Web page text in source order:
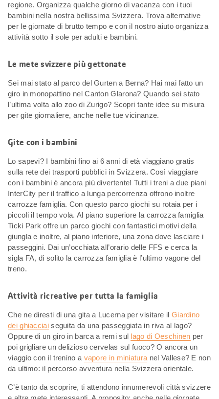
regione. Organizza qualche giorno di vacanza con i tuoi
bambini nella nostra bellissima Svizzera. Trova alternative
per le giornate di brutto tempo e con il nostro aiuto organizza
attività sotto il sole per adulti e bambini.
Le mete svizzere più gettonate
Sei mai stato al parco del Gurten a Berna? Hai mai fatto un
giro in monopattino nel Canton Glarona? Quando sei stato
l’ultima volta allo zoo di Zurigo? Scopri tante idee su misura
per gite giornaliere, anche nelle tue vicinanze.
Gite con i bambini
Lo sapevi? I bambini fino ai 6 anni di età viaggiano gratis
sulla rete dei trasporti pubblici in Svizzera. Così viaggiare
con i bambini è ancora più divertente! Tutti i treni a due piani
InterCity per il traffico a lunga percorrenza offrono inoltre
carrozze famiglia. Con questo parco giochi su rotaia per i
piccoli il tempo vola. Al piano superiore la carrozza famiglia
Ticki Park offre un parco giochi con fantastici motivi della
giungla e inoltre, al piano inferiore, una zona dove lasciare i
passeggini. Dai un’occhiata all’orario delle FFS e cerca la
sigla FA, di solito la carrozza famiglia è l’ultimo vagone del
treno.
Attività ricreative per tutta la famiglia
Che ne diresti di una gita a Lucerna per visitare il Giardino
dei ghiacciaiseguita da una passeggiata in riva al lago?
Oppure di un giro in barca a remi sul lago di Oeschinen per
poi grigliare un delizioso cervelas sul fuoco? O ancora un
viaggio con il trenino a vapore in miniatura nel Vallese? E non
da ultimo: il percorso avventura nella Svizzera orientale.
C’è tanto da scoprire, ti attendono innumerevoli città svizzere